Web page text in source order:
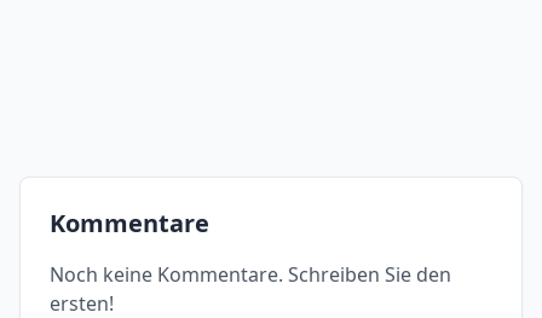
Kommentare
Noch keine Kommentare. Schreiben Sie den
ersten!